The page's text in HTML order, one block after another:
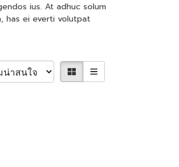
ius. At adhuc solum
has ei everti volutpat